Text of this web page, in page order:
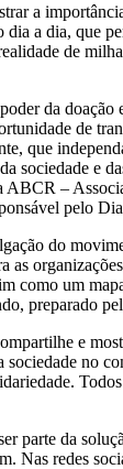
a
a dia, que
de
da doação
de
que
sociedade e
ABCR –
pelo
do
as
como um
preparado
e
no
parte da
Nas redes